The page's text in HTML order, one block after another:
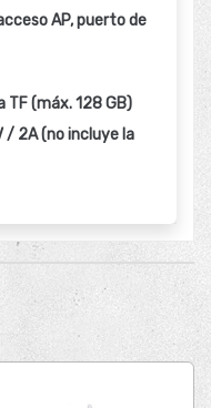
AP, puerto de
(máx. 128 GB)
/ 2A (no incluye la